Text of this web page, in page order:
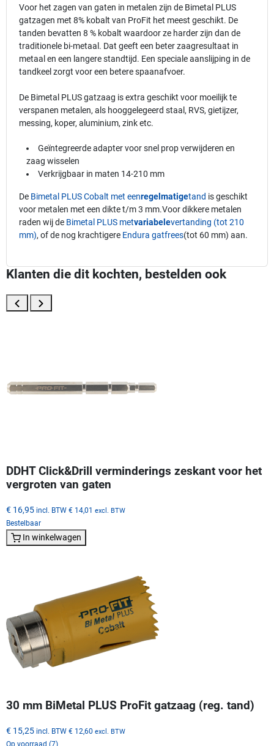
Voor het zagen van gaten in metalen zijn de Bimetal PLUS
gatzagen met 8% kobalt van ProFit het meest geschikt. De
tanden bevatten 8 % kobalt waardoor ze harder zijn dan de
traditionele bi-metaal. Dat geeft een beter zaagresultaat in
metaal en een langere standtijd. Een speciale aanslijping in de
tandkeel zorgt voor een betere spaanafvoer.
De Bimetal PLUS gatzaag is extra geschikt voor moeilijk te
verspanen metalen, als hooggelegeerd staal, RVS, gietijzer,
messing, koper, aluminium, zink etc.
Geïntegreerde adapter voor snel prop verwijderen en
zaag wisselen
Verkrijgbaar in maten 14-210 mm
De Bimetal PLUS Cobalt met eenregelmatigetand is geschikt
voor metalen met een dikte t/m 3 mm.Voor dikkere metalen
raden wij de Bimetal PLUS metvariabelevertanding (tot 210
mm), of de nog krachtigere Endura gatfrees(tot 60 mm) aan.
Klanten die dit kochten, bestelden ook
DDHT Click&Drill verminderings zeskant voor het
vergroten van gaten
€ 16,95 incl. BTW € 14,01 excl. BTW
Bestelbaar
In winkelwagen
30 mm BiMetal PLUS ProFit gatzaag (reg. tand)
€ 15,25 incl. BTW € 12,60 excl. BTW
Op voorraad (7)